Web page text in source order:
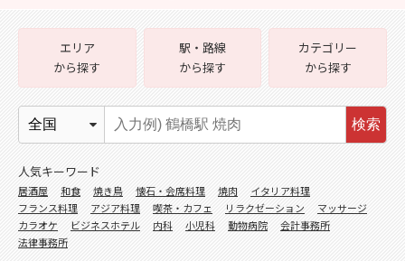
エリア
から探す
駅・路線
から探す
カテゴリー
から探す
検索
人気キーワード
居酒屋 和食 焼き鳥 懐石・会席料理 焼肉
イタリア料理
フランス料理
アジア料理 喫茶・カフェ リラクゼーション
マッサージ
カラオケ
ビジネスホテル 内科 小児科 動物病院
会計事務所
法律事務所